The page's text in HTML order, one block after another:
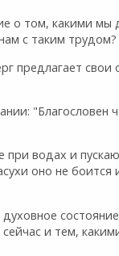
о том, какими
с таким трудом?
предлагает свои
"Благословен
при водах и
оно не боится
и тем,